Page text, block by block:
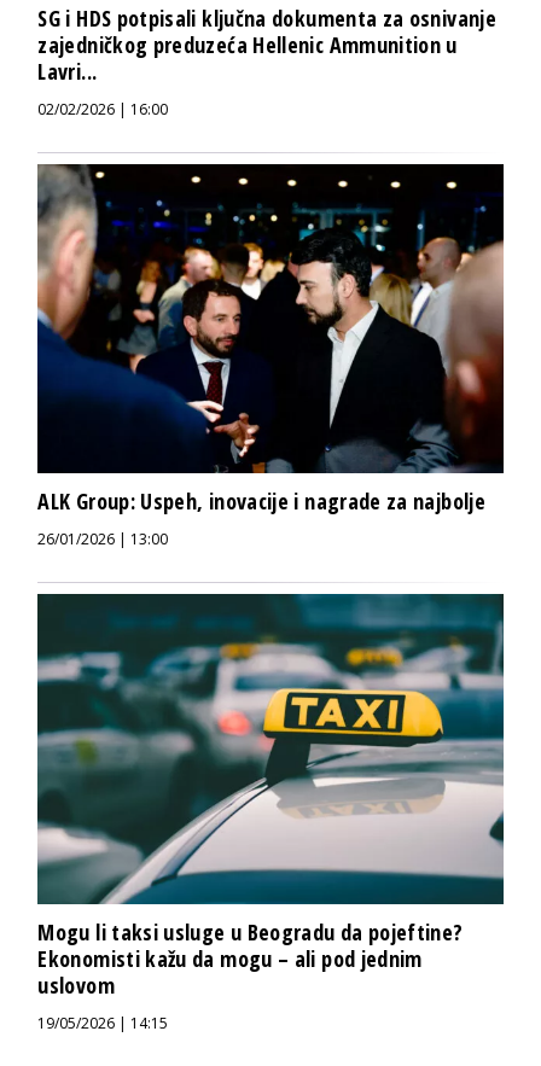
SG i HDS potpisali ključna dokumenta za osnivanje
zajedničkog preduzeća Hellenic Ammunition u
Lavri...
02/02/2026 | 16:00
ALK Group: Uspeh, inovacije i nagrade za najbolje
26/01/2026 | 13:00
Mogu li taksi usluge u Beogradu da pojeftine?
Ekonomisti kažu da mogu – ali pod jednim
uslovom
19/05/2026 | 14:15